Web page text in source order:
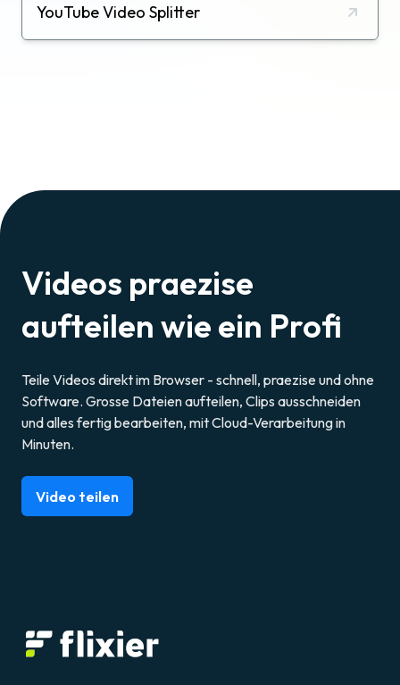
YouTube Video Splitter
Videos praezise
aufteilen wie ein Profi
Teile Videos direkt im Browser - schnell, praezise und ohne
Software. Grosse Dateien aufteilen, Clips ausschneiden
und alles fertig bearbeiten, mit Cloud-Verarbeitung in
Minuten.
Video teilen